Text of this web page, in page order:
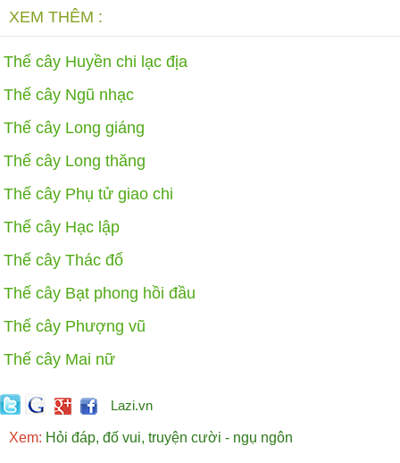
XEM THÊM :
Thế cây Huyền chi lạc địa
Thế cây Ngũ nhạc
Thế cây Long giáng
Thế cây Long thăng
Thế cây Phụ tử giao chi
Thế cây Hạc lập
Thế cây Thác đổ
Thế cây Bạt phong hồi đầu
Thế cây Phượng vũ
Thế cây Mai nữ
Lazi.vn
Xem: Hỏi đáp, đố vui, truyện cười - ngụ ngôn